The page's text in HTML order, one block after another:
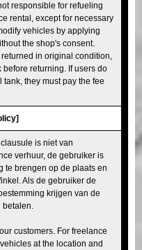
responsible for refueling
rental, except for necessary
vehicles by applying
the shop's consent.
in original condition,
returning. If users do
they must pay the fee
is niet van
verhuur, de gebruiker is
te brengen op de plaats en
Als de gebruiker de
krijgen van de
customers. For freelance
at the location and